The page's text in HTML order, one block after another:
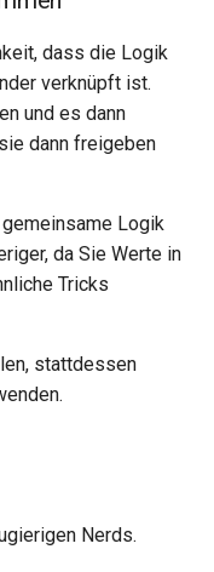
dass die Logik
verknüpft ist.
und es dann
dann freigeben
Logik
da Sie Werte in
Tricks
stattdessen
Nerds. 🤓